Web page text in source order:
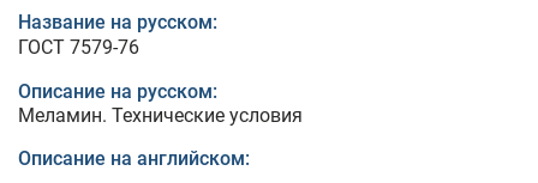
Название на русском:
ГОСТ 7579-76
Описание на русском:
Меламин. Технические условия
Описание на английском: